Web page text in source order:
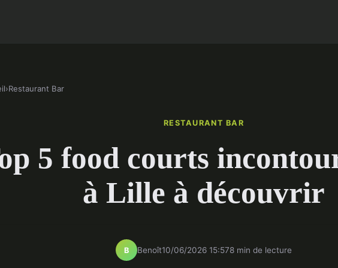
›Restaurant Bar
RESTAURANT BAR
5 food courts
à Lille à découvrir
B Benoît10/06/2026 15:578 min de lecture